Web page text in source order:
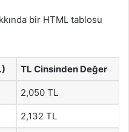
bir HTML tablosu
TL Cinsinden Değer
2,050 TL
2,132 TL